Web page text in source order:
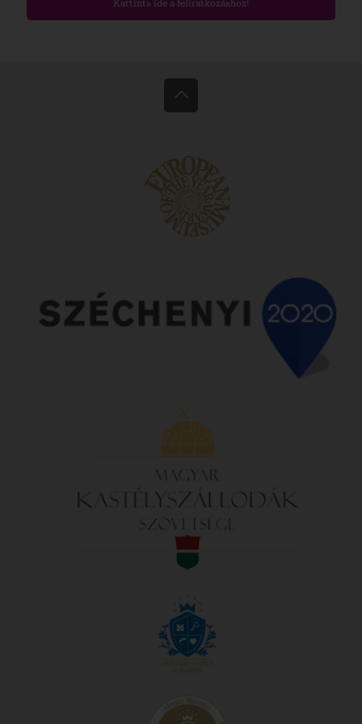
Kattints ide a feliratkozáshoz!